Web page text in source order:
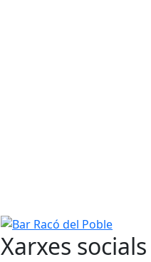
Bar Racó del Poble
Xarxes socials